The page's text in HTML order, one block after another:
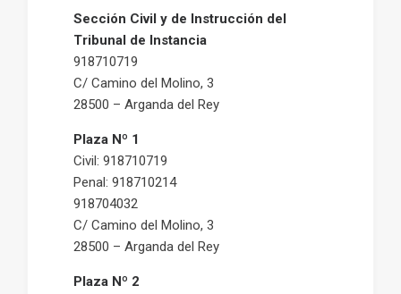
Sección Civil y de Instrucción del
Tribunal de Instancia
918710719
C/ Camino del Molino, 3
28500 – Arganda del Rey
Plaza Nº 1
Civil: 918710719
Penal: 918710214
918704032
C/ Camino del Molino, 3
28500 – Arganda del Rey
Plaza Nº 2